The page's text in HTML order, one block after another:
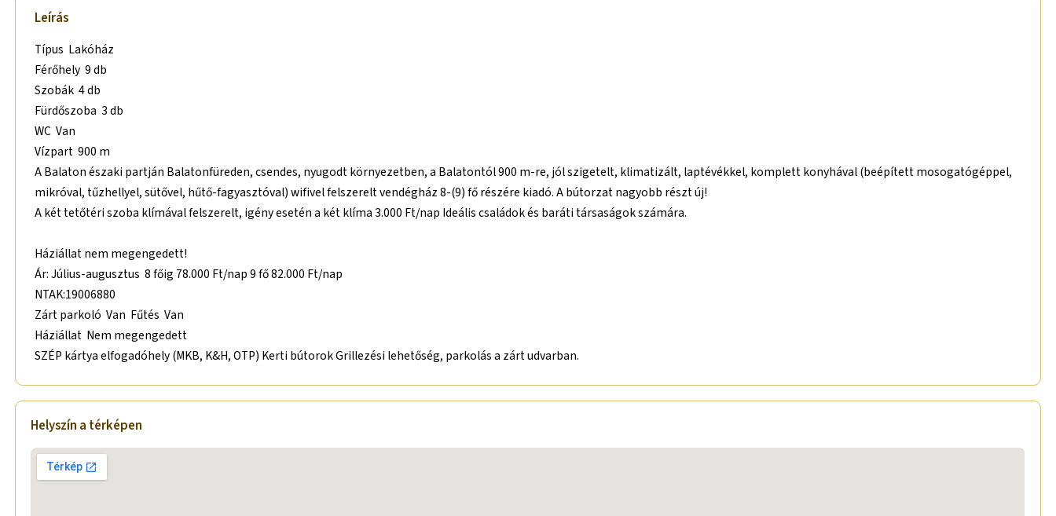
Leírás
Típus Lakóház
Férőhely 9 db
Szobák 4 db
Fürdőszoba 3 db
WC Van
Vízpart 900 m
A Balaton északi partján Balatonfüreden, csendes, nyugodt környezetben, a Balatontól 900 m-re, jól szigetelt, klimatizált, laptévékkel, komplett konyhával (beépített mosogatógéppel,
mikróval, tűzhellyel, sütővel, hűtő-fagyasztóval) wifivel felszerelt vendégház 8-(9) fő részére kiadó. A bútorzat nagyobb részt új!
A két tetőtéri szoba klímával felszerelt, igény esetén a két klíma 3.000 Ft/nap Ideális családok és baráti társaságok számára.
Háziállat nem megengedett!
Ár: Július-augusztus 8 főig 78.000 Ft/nap 9 fő 82.000 Ft/nap
NTAK:19006880
Zárt parkoló Van Fűtés Van
Háziállat Nem megengedett
SZÉP kártya elfogadóhely (MKB, K&H, OTP) Kerti bútorok Grillezési lehetőség, parkolás a zárt udvarban.
Helyszín a térképen